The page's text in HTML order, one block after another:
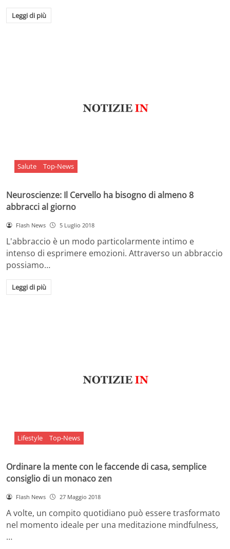
Leggi di più
Salute Top-News
Neuroscienze: Il Cervello ha bisogno di almeno 8
abbracci al giorno
Flash News 5 Luglio 2018
L'abbraccio è un modo particolarmente intimo e
intenso di esprimere emozioni. Attraverso un abbraccio
possiamo…
Leggi di più
Lifestyle Top-News
Ordinare la mente con le faccende di casa, semplice
consiglio di un monaco zen
Flash News 27 Maggio 2018
A volte, un compito quotidiano può essere trasformato
nel momento ideale per una meditazione mindfulness,
…